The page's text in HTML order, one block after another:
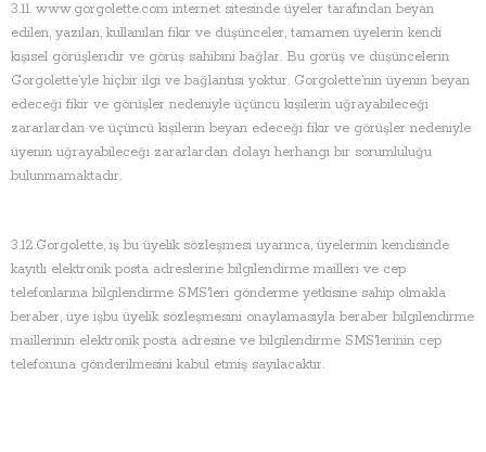
3.11. www.gorgolette.com internet sitesinde üyeler tarafından beyan
edilen, yazılan, kullanılan fikir ve düşünceler, tamamen üyelerin kendi
kişisel görüşleridir ve görüş sahibini bağlar. Bu görüş ve düşüncelerin
Gorgolette’yle hiçbir ilgi ve bağlantısı yoktur. Gorgolette’nin üyenin beyan
edeceği fikir ve görüşler nedeniyle üçüncü kişilerin uğrayabileceği
zararlardan ve üçüncü kişilerin beyan edeceği fikir ve görüşler nedeniyle
üyenin uğrayabileceği zararlardan dolayı herhangi bir sorumluluğu
bulunmamaktadır.
3.12.Gorgolette, iş bu üyelik sözleşmesi uyarınca, üyelerinin kendisinde
kayıtlı elektronik posta adreslerine bilgilendirme mailleri ve cep
telefonlarına bilgilendirme SMS'leri gönderme yetkisine sahip olmakla
beraber, üye işbu üyelik sözleşmesini onaylamasıyla beraber bilgilendirme
maillerinin elektronik posta adresine ve bilgilendirme SMS'lerinin cep
telefonuna gönderilmesini kabul etmiş sayılacaktır.